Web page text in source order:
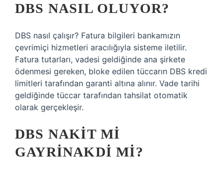
DBS NASIL OLUYOR?
DBS nasıl çalışır? Fatura bilgileri bankamızın
çevrimiçi hizmetleri aracılığıyla sisteme iletilir.
Fatura tutarları, vadesi geldiğinde ana şirkete
ödenmesi gereken, bloke edilen tüccarın DBS kredi
limitleri tarafından garanti altına alınır. Vade tarihi
geldiğinde tüccar tarafından tahsilat otomatik
olarak gerçekleşir.
DBS NAKIT MI
GAYRINAKDI MI?